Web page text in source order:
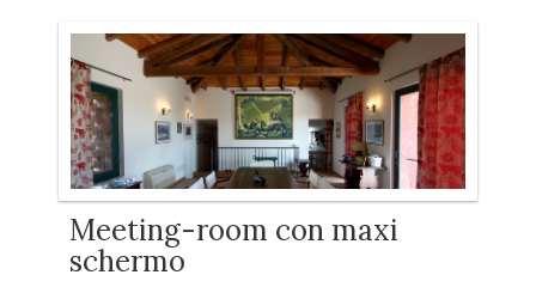
Meeting-room con maxi
schermo